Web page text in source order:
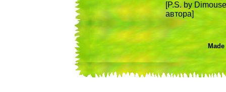
[P.S. by
автора]